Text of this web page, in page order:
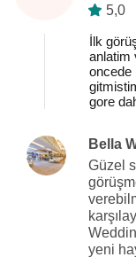
5,0
İlk
anlatim
oncede
gore
Bella
Güzel
yeni